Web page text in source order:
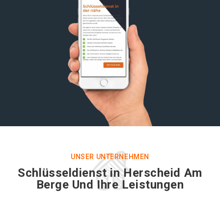
UNSER UNTERNEHMEN
Schlüsseldienst in Herscheid Am
Berge Und Ihre Leistungen